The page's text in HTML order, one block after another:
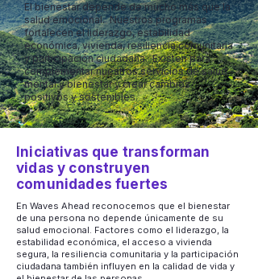
El bienestar depende de mucho más que la
salud emocional. Nuestros programas
fortalecen el liderazgo, estabilidad
económica, vivienda, resiliencia comunitaria
y participación ciudadana. Existen para
complementar nuestros servicios de salud
mental y bienestar y crear cambios
positivos y sostenibles.
Iniciativas que transforman
vidas y construyen
comunidades fuertes
En Waves Ahead reconocemos que el bienestar
de una persona no depende únicamente de su
salud emocional. Factores como el liderazgo, la
estabilidad económica, el acceso a vivienda
segura, la resiliencia comunitaria y la participación
ciudadana también influyen en la calidad de vida y